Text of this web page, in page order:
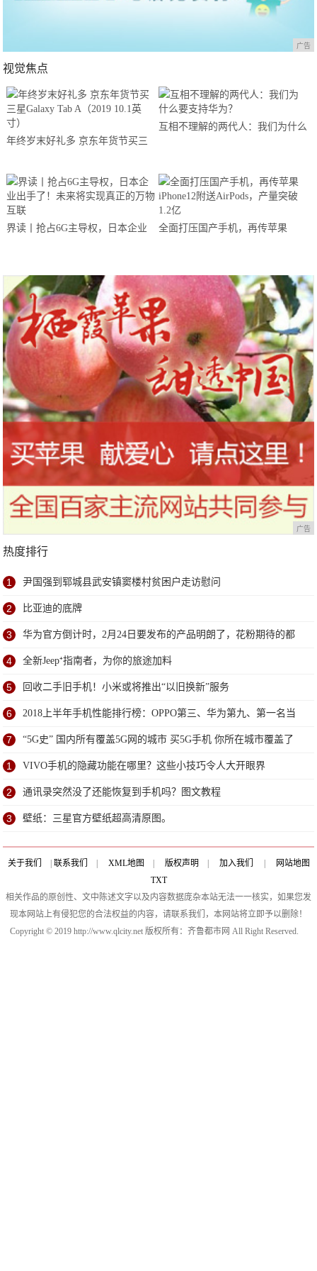
广告
视觉焦点
年终岁末好礼多 京东年货节买三
互相不理解的两代人：我们为什么
界读丨抢占6G主导权，日本企业
全面打压国产手机，再传苹果
广告
热度排行
1 尹国强到郓城县武安镇窦楼村贫困户走访慰问
2 比亚迪的底牌
3 华为官方倒计时，2月24日要发布的产品明朗了，花粉期待的都
来了
4 全新Jeep⁺指南者，为你的旅途加料
5 回收二手旧手机！小米或将推出“以旧换新”服务
6 2018上半年手机性能排行榜：OPPO第三、华为第九、第一名当
之无愧
7 “5G史” 国内所有覆盖5G网的城市 买5G手机 你所在城市覆盖了
没
1 VIVO手机的隐藏功能在哪里？这些小技巧令人大开眼界
2 通讯录突然没了还能恢复到手机吗？图文教程
3 壁纸：三星官方壁纸超高清原图。
关于我们 联系我们 XML地图 版权声明 加入我们
网站地图
TXT
相关作品的原创性、文中陈述文字以及内容数据庞杂本站无法一一核实，如果您发
现本网站上有侵犯您的合法权益的内容，请联系我们，本网站将立即予以删除！
Copyright © 2019 http://www.qlcity.net 版权所有：齐鲁都市网 All Right Reserved.